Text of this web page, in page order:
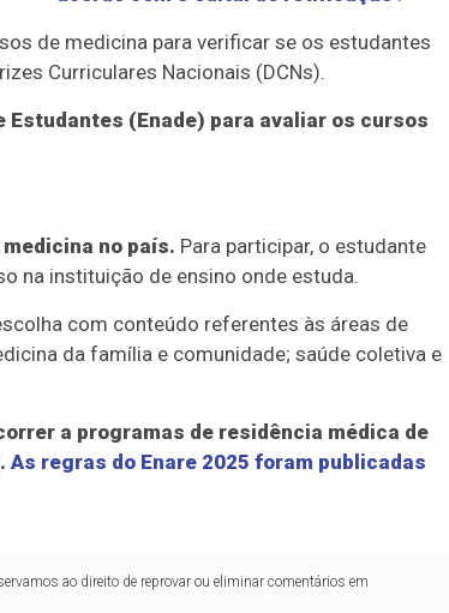
de medicina para verificar se os estudantes
Curriculares Nacionais (DCNs).
(Enade) para avaliar os cursos
no país. Para participar, o estudante
na instituição de ensino onde estuda.
com conteúdo referentes às áreas de
da família e comunidade; saúde coletiva e
a programas de residência médica de
As regras do Enare 2025 foram publicadas
ao direito de reprovar ou eliminar comentários em